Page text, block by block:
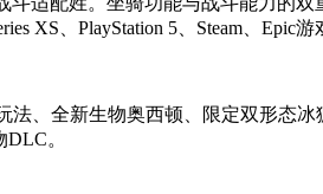
XS、PlayStation 5、Steam、Epic游
、全新生物奥西顿、限定双形态
。